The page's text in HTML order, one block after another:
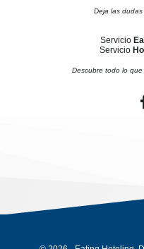
Deja las
Servicio
Servicio
Descubre todo lo